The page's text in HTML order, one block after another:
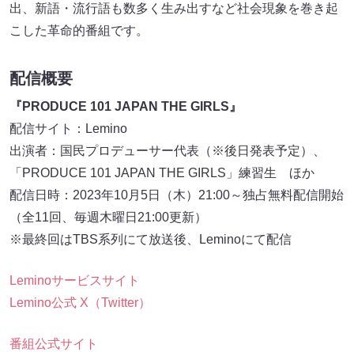
出、新語・流行語も数多く生み出すなど社会現象を巻き起
こした革命的番組です。
配信概要
『PRODUCE 101 JAPAN THE GIRLS』
配信サイト：Lemino
出演者：国民プロデューサー代表（※後日発表予定）、
「PRODUCE 101 JAPAN THE GIRLS」練習生 ほか
配信日時：2023年10月5日（木）21:00～独占無料配信開始
（全11回、毎週木曜日21:00更新）
※最終回はTBS系列にて放送後、Leminoにて配信
Leminoサービスサイト
Lemino公式 X（Twitter）
番組公式サイト